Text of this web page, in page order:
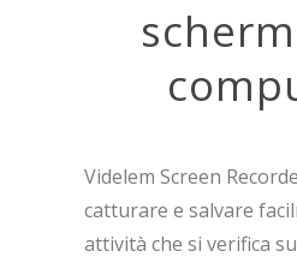
Videlem Screen
catturare e salvare
attività che si verifica